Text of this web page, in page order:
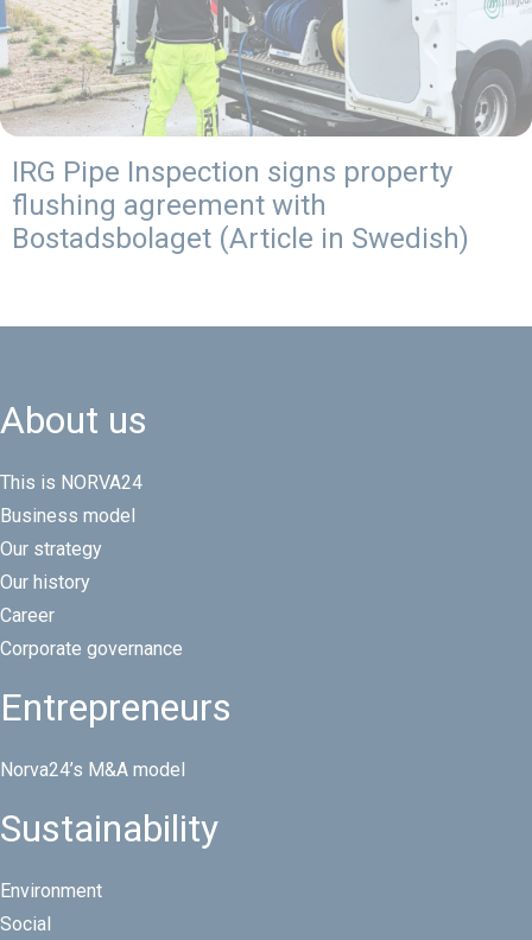
IRG Pipe Inspection signs property
flushing agreement with
Bostadsbolaget (Article in Swedish)
About us
This is NORVA24
Business model
Our strategy
Our history
Career
Corporate governance
Entrepreneurs
Norva24’s M&A model
Sustainability
Environment
Social